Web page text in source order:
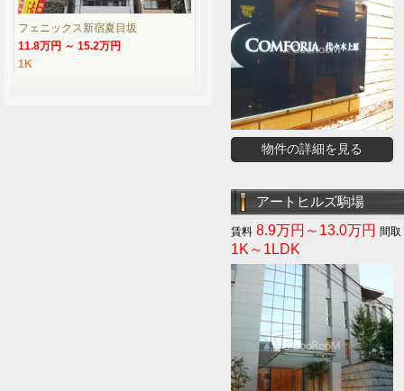
物件の詳細を見る
アートヒルズ駒場
8.9万円～13.0万円
1K～1LDK
フェニックス新宿夏目坂
11.8万円 ～ 15.2万円
1K